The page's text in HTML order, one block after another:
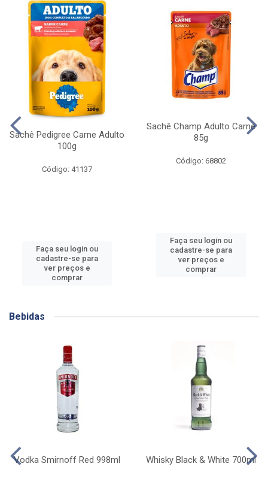
Sachê Pedigree Carne Adulto
100g
Código: 41137
Faça seu login ou
cadastre-se para
ver preços e
comprar
Sachê Champ Adulto Carne
85g
Código: 68802
Faça seu login ou
cadastre-se para
ver preços e
comprar
Bebidas
Vodka Smirnoff Red 998ml Whisky Black & White 700ml